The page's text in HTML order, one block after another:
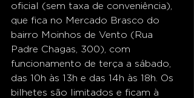
oficial (sem taxa de conveniência),
que fica no Mercado Brasco do
bairro Moinhos de Vento (Rua
Padre Chagas, 300), com
funcionamento de terça a sábado,
das 10h às 13h e das 14h às 18h. Os
bilhetes são limitados e ficam à